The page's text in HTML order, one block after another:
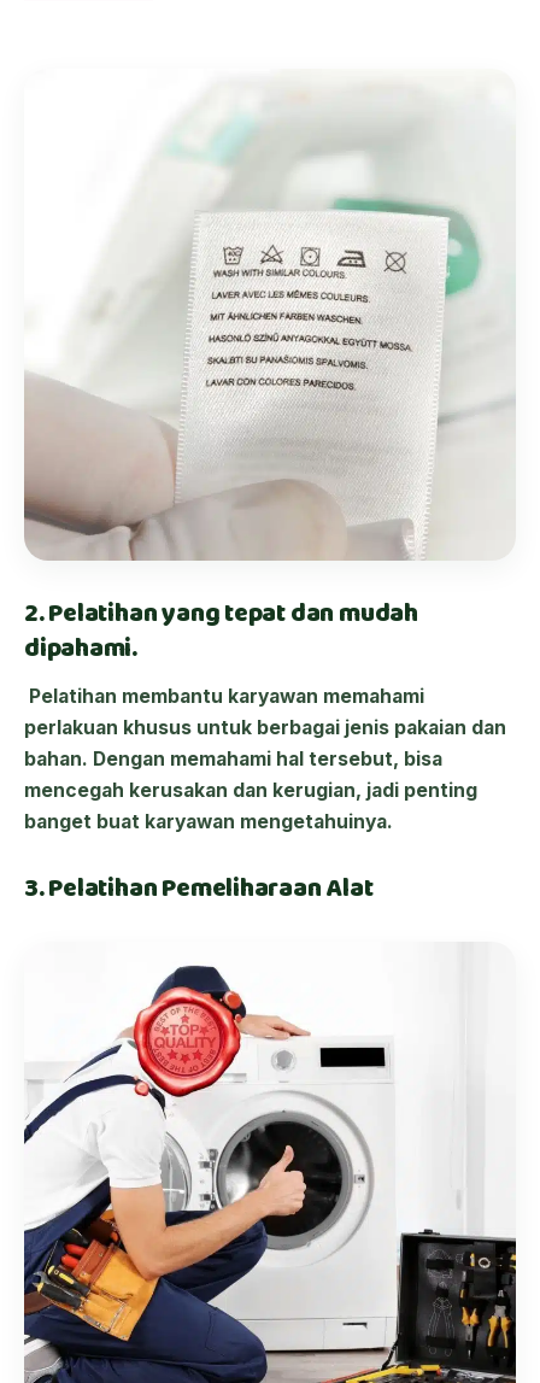
2. Pelatihan yang tepat dan mudah
dipahami.
Pelatihan membantu karyawan memahami
perlakuan khusus untuk berbagai jenis pakaian dan
bahan. Dengan memahami hal tersebut, bisa
mencegah kerusakan dan kerugian, jadi penting
banget buat karyawan mengetahuinya.
3. Pelatihan Pemeliharaan Alat